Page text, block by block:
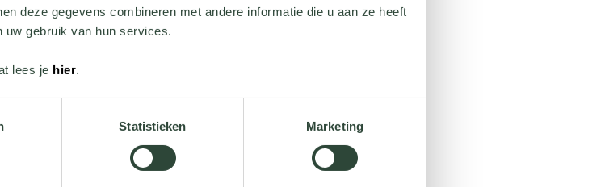
deze gegevens combineren met andere informatie die u aan ze heeft
gebruik van hun services.
lees je hier.
Statistieken Marketing